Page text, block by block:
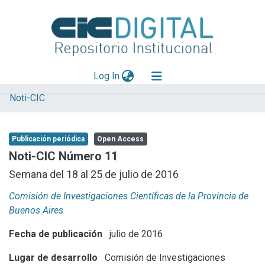
Log In(current)
Explorar
Aportar material
Statistics
Noti-CIC
Publicación periódica Open Access
Noti-CIC Número 11
Semana del 18 al 25 de julio de 2016
Comisión de Investigaciones Científicas de la Provincia de
Buenos Aires
Fecha de publicación julio de 2016
Lugar de desarrollo
Comisión de Investigaciones